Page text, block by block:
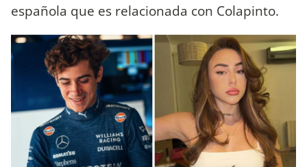
española que es relacionada con Colapinto.